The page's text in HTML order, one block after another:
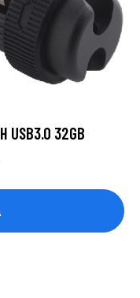
USB3.0 32GB